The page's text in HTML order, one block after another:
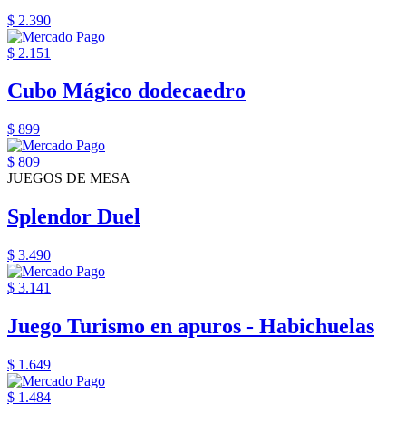
$ 2.390
$ 2.151
Cubo Mágico dodecaedro
$ 899
$ 809
JUEGOS DE MESA
Splendor Duel
$ 3.490
$ 3.141
Juego Turismo en apuros - Habichuelas
$ 1.649
$ 1.484